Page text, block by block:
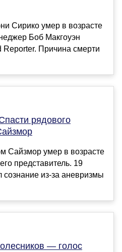
Сирико умер в возрасте
Боб Макгоуэн
Причина смерти
рядового
Сайзмор умер в возрасте
представитель. 19
из-за аневризмы
— голос